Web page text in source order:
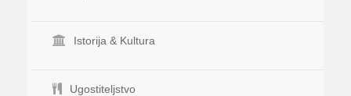
Istorija & Kultura
Ugostiteljstvo